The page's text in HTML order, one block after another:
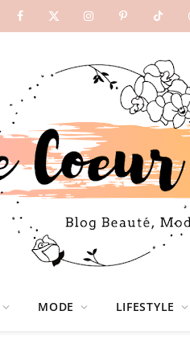
Facebook
X
InstagramPinterestTikTok
MODE LIFESTYLE